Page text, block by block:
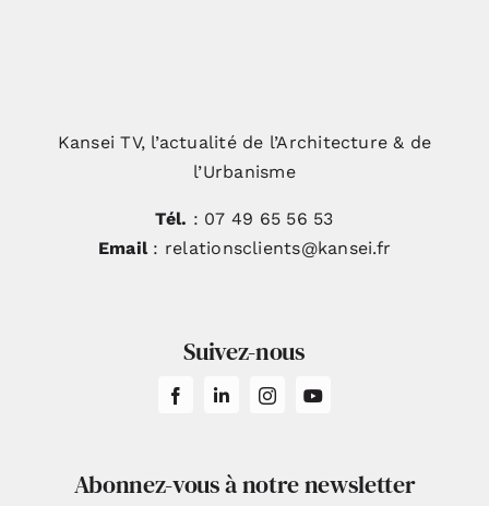
Kansei TV, l’actualité de l’Architecture & de
l’Urbanisme
Tél. : 07 49 65 56 53
Email: relationsclients@kansei.fr
Suivez-nous
Abonnez-vous à notre newsletter